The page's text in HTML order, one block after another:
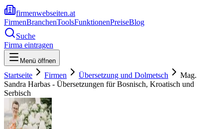
firmenwebseiten.at
FirmenBranchenToolsFunktionenPreiseBlog
Suche
Firma eintragen
Menü öffnen
Startseite Firmen Übersetzung und Dolmetsch
Mag.
Sandra Harbas - Übersetzungen für Bosnisch, Kroatisch und
Serbisch